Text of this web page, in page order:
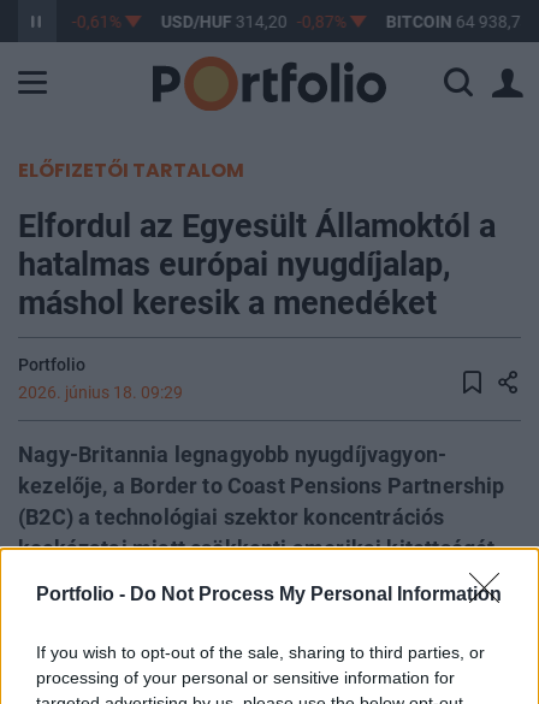
Portfolio - Do Not Process My Personal Information
If you wish to opt-out of the sale, sharing to third parties, or
processing of your personal or sensitive information for
363,17 -0,61% USD/HUF 314,20 -0,87% BITCOIN 64 938,73
ELŐFIZETŐI TARTALOM
Elfordul az Egyesült Államoktól a
hatalmas európai nyugdíjalap,
máshol keresik a menedéket
Portfolio
2026. június 18. 09:29
Nagy-Britannia legnagyobb nyugdíjvagyon-
kezelője, a Border to Coast Pensions Partnership
(B2C) a technológiai szektor koncentrációs
kockázatai miatt csökkenti amerikai kitettségét,
miközben elkerüli a lakossági befektetők számára
is elérhető magánhitelezési alapokat - írja a
Pension Policy International.
WOOD & Co. Investor Day 2026Idén ősszel első